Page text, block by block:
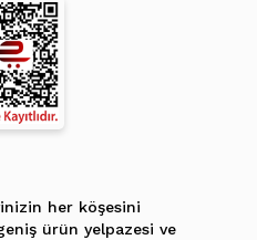
her köşesini
ürün yelpazesi ve